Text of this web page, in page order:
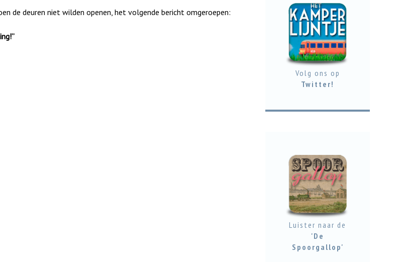
de deuren niet wilden openen, het volgende bericht omgeroepen:
Volg ons op
Twitter!
Luister naar de
'De
Spoorgallop'